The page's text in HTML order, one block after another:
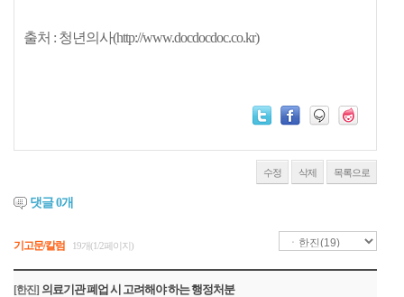
출처 : 청년의사(http://www.docdocdoc.co.kr)
수정 삭제 목록으로
댓글0개
기고문/칼럼 19개(1/2페이지)
[한진] 의료기관 폐업 시 고려해야 하는 행정처분